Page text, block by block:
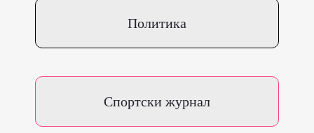
Политика
Спортски журнал